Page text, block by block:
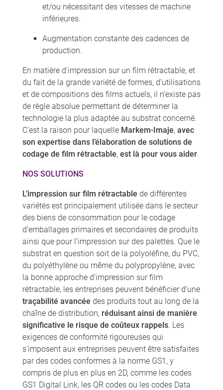
et/ou nécessitant des vitesses de machine
inférieures.
Augmentation constante des cadences de
production.
En matière d’impression sur un film rétractable, et
du fait de la grande variété de formes, d’utilisations
et de compositions des films actuels, il n’existe pas
de règle absolue permettant de déterminer la
technologie la plus adaptée au substrat concerné.
C’est la raison pour laquelle Markem-Imaje, avec
son expertise dans l’élaboration de solutions de
codage de film rétractable, est là pour vous aider.
NOS SOLUTIONS
L’impression sur film rétractable de différentes
variétés est principalement utilisée dans le secteur
des biens de consommation pour le codage
d’emballages primaires et secondaires de produits
ainsi que pour l’impression sur des palettes. Que le
substrat en question soit de la polyoléfine, du PVC,
du polyéthylène ou même du polypropylène, avec
la bonne approche d’impression sur film
rétractable, les entreprises peuvent bénéficier d’une
traçabilité avancée des produits tout au long de la
chaîne de distribution, réduisant ainsi de manière
significative le risque de coûteux rappels. Les
exigences de conformité rigoureuses qui
s’imposent aux entreprises peuvent être satisfaites
par des codes conformes à la norme GS1, y
compris de plus en plus en 2D, comme les codes
GS1 Digital Link, les QR codes ou les codes Data